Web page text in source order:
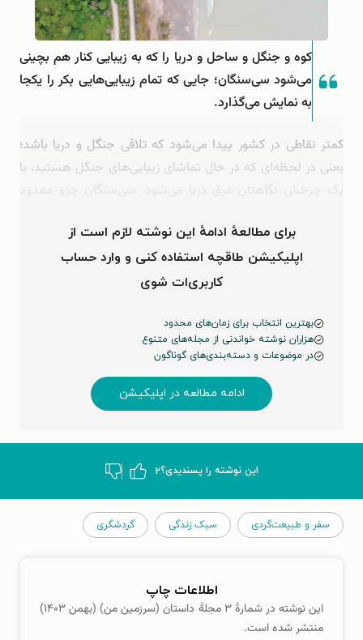
کوه و جنگل و ساحل و دریا را که به زیبایی کنار هم بچینی
می‌شود سی‌سنگان؛ جایی که تمام زیبایی‌هایی بکر را یکجا
به نمایش می‌گذارد.
کمتر نقاطی در کشور پیدا می‌شود که تلاقی جنگل و دریا باشد؛
یعنی در لحظه‌ای که در حال تماشای زیبایی‌های جنگل هستید، با
برای مطالعهٔ ادامهٔ این نوشته لازم است از
اپلیکیشن طاقچه استفاده کنی و وارد حساب
کاربری‌ات شوی
بهترین انتخاب برای زمان‌های محدود
هزاران نوشته خواندنی از مجله‌های متنوع
در موضوعات و دسته‌بندی‌های گوناگون
ادامه مطالعه در اپلیکیشن
این نوشته‌ را پسندیدی؟۲
سفر و طبیعت‌گردی سبک زندگی گردشگری
اطلاعات چاپ
این نوشته در شمارهٔ ۳ مجلهٔ داستان (سرزمین من) (بهمن ۱۴۰۳)
منتشر شده است.